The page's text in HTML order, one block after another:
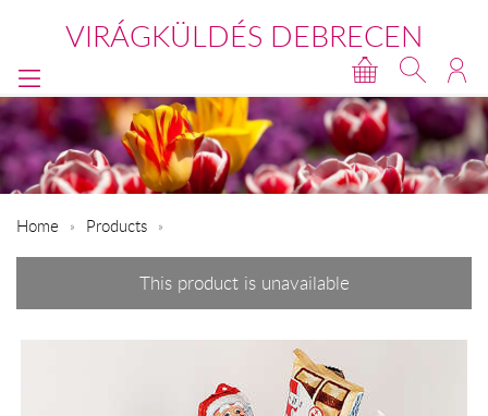
VIRÁGKÜLDÉS DEBRECEN
Home Products
This product is unavailable